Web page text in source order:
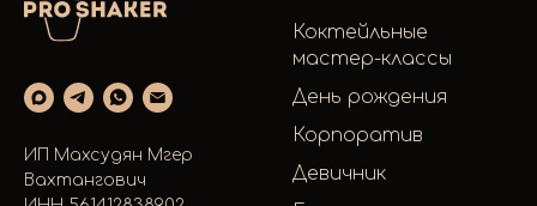
ИП Махсудян Мгер
Вахтангович
Коктейльные
мастер-классы
День рождения
Корпоратив
Девичник